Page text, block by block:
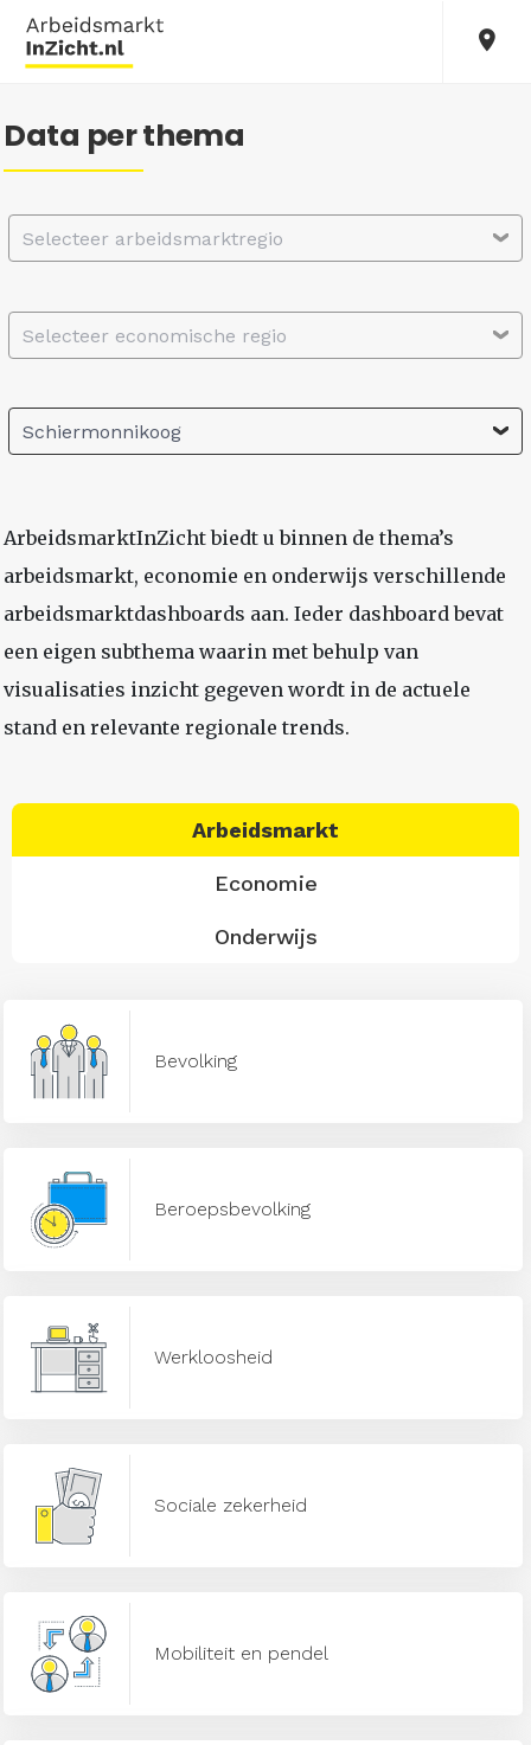
Data per thema
Selecteer arbeidsmarktregio
Selecteer economische regio
Schiermonnikoog
ArbeidsmarktInZicht biedt u binnen de thema’s
arbeidsmarkt, economie en onderwijs verschillende
arbeidsmarktdashboards aan. Ieder dashboard bevat
een eigen subthema waarin met behulp van
visualisaties inzicht gegeven wordt in de actuele
stand en relevante regionale trends.
Arbeidsmarkt
Economie
Onderwijs
Bevolking
Beroepsbevolking
Werkloosheid
Sociale zekerheid
Mobiliteit en pendel